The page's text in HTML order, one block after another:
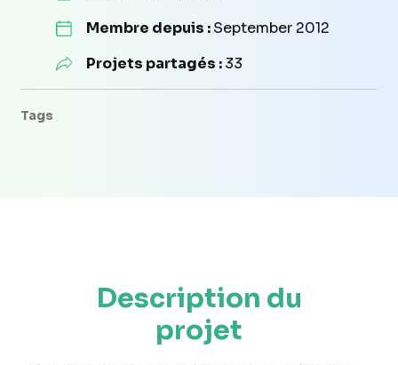
Membre depuis :September 2012
Projets partagés :33
Tags
Description du
projet